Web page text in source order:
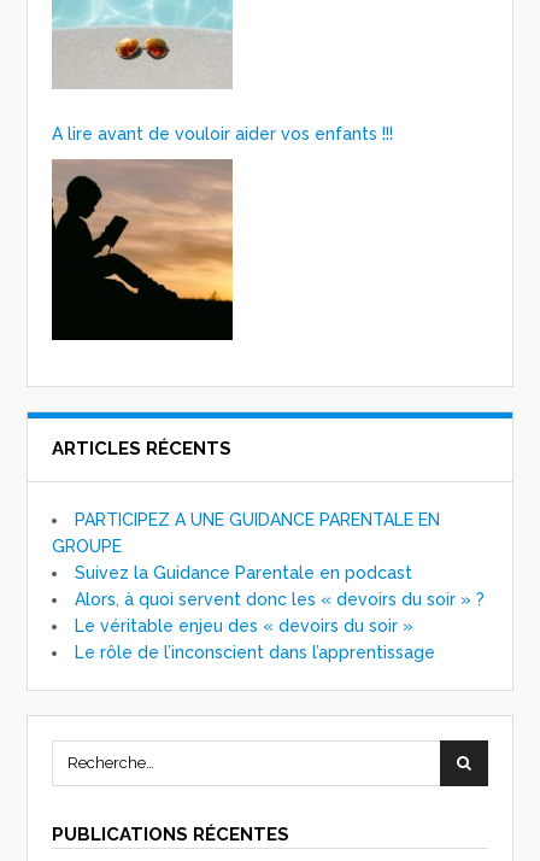
A lire avant de vouloir aider vos enfants !!!
ARTICLES RÉCENTS
PARTICIPEZ A UNE GUIDANCE PARENTALE EN
GROUPE
Suivez la Guidance Parentale en podcast
Alors, à quoi servent donc les « devoirs du soir » ?
Le véritable enjeu des « devoirs du soir »
Le rôle de l’inconscient dans l’apprentissage
PUBLICATIONS RÉCENTES